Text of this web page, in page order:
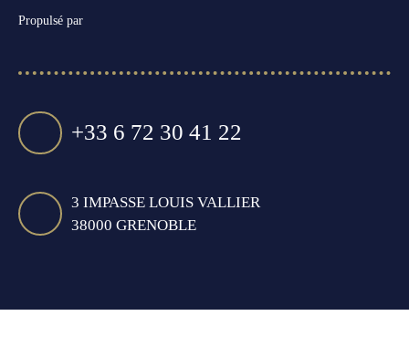
Propulsé par
+33 6 72 30 41 22
3 IMPASSE LOUIS VALLIER
38000 GRENOBLE